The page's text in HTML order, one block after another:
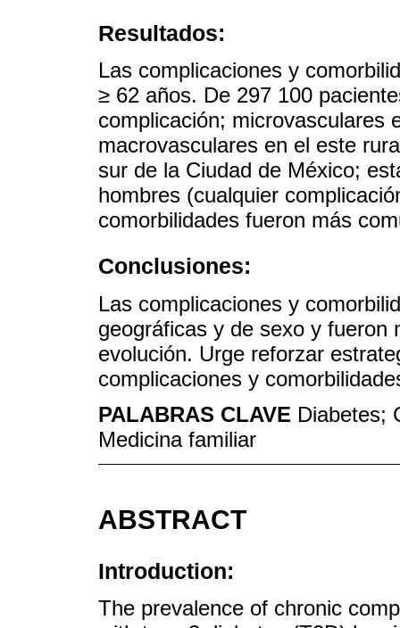
Resultados:
Las complicaciones y
≥ 62 años. De 297 100
complicación; microvasculares
macrovasculares en el este
sur de la Ciudad de México;
hombres (cualquier
comorbilidades fueron más
Conclusiones:
Las complicaciones y
geográficas y de sexo y fueron
evolución. Urge reforzar
complicaciones y
PALABRAS CLAVE Diabetes;
Medicina familiar
ABSTRACT
Introduction:
The prevalence of chronic